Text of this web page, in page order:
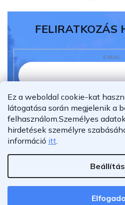
Ez a weboldal cookie-kat
látogatása során megjelenik a
felhasználom.Személyes
hirdetések személyre
információ itt.
FELIRATKOZÁS
E-MAIL
Elolvastam és
Feliratkozás
Shoptet